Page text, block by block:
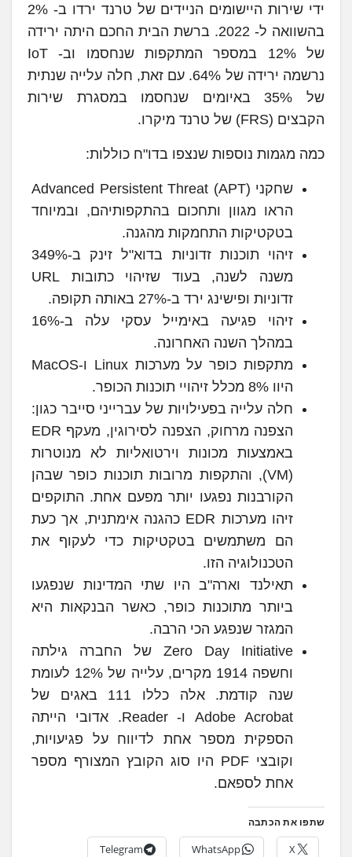
ידי שירות היישומים הניידים של טרנד ירדו ב- 2%
בהשוואה ל- 2022. ברשת הבית החכם היתה ירידה
של 12% במספר המתקפות שנחסמו וב- IoT
נרשמה ירידה של 64%. עם זאת, חלה עלייה שנתית
של 35% באיומים שנחסמו במסגרת שירות
הקבצים (FRS) של טרנד מיקרו.
כמה מגמות נוספות שנצפו בדו"ח כוללות:
שחקני Advanced Persistent Threat (APT)
הראו מגוון ותחכום בהתקפותיהם, ובמיוחד
בטקטיקות התחמקות מהגנה.
זיהוי תוכנות זדוניות בדוא"ל זינק ב-349%
משנה לשנה, בעוד שזיהוי כתובות URL
זדוניות ופישינג ירד ב-27% באותה תקופה.
זיהוי פגיעה באימייל עסקי עלה ב-16%
במהלך השנה האחרונה.
מתקפות כופר על מערכות Linux ו-MacOS
היוו 8% מכלל זיהויי תוכנות הכופר.
חלה עלייה בפעילויות של עברייני סייבר כגון:
הצפנה מרחוק, הצפנה לסירוגין, מעקף EDR
באמצעות מכונות וירטואליות לא מנוטרות
(VM), והתקפות מרובות תוכנות כופר שבהן
הקורבנות נפגעו יותר מפעם אחת. התוקפים
זיהו מערכות EDR כהגנה אימתנית, אך כעת
הם משתמשים בטקטיקות כדי לעקוף את
הטכנולוגיה הזו.
תאילנד וארה"ב היו שתי המדינות שנפגעו
ביותר מתוכנות כופר, כאשר הבנקאות היא
המגזר שנפגע הכי הרבה.
Zero Day Initiative של החברה גילתה
וחשפה 1914 מקרים, עלייה של 12% לעומת
שנה קודמת. אלה כללו 111 באגים של
Adobe Acrobat ו- Reader. אדובי הייתה
הספקית מספר אחת לדיווח על פגיעויות,
וקובצי PDF היו סוג הקובץ המצורף מספר
אחת לספאם.
שתפו את הכתבה
X
WhatsApp
Telegram